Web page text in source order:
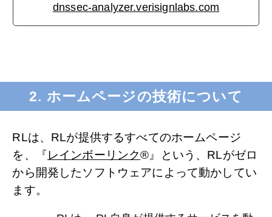
dnssec-analyzer.verisignlabs.com
2. ホームページの技術について
RLは、RLが提供するすべてのホームページ
を、『 レインボーリンク®』という、RLがゼロ
から開発したソフトウェアによって動かしてい
ます。